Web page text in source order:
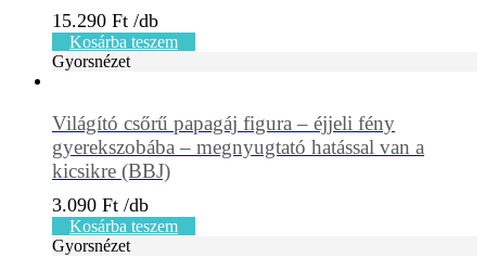
15.290 Ft
Kosárba teszem
Gyorsnézet
Világító csőrű papagáj figura – éjjeli fény
gyerekszobába – megnyugtató hatással van a
kicsikre (BBJ)
3.090 Ft
Kosárba teszem
Gyorsnézet